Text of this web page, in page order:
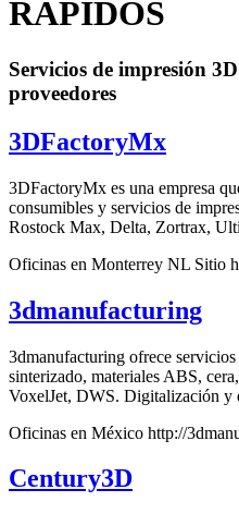
RAPIDOS
Servicios de impresión
proveedores
3DFactoryMx
3DFactoryMx es una empresa
consumibles y servicios de
Rostock Max, Delta, Zortrax,
Oficinas en Monterrey NL Sitio
3dmanufacturing
3dmanufacturing ofrece
sinterizado, materiales ABS,
VoxelJet, DWS. Digitalización y
Oficinas en México http://
Century3D